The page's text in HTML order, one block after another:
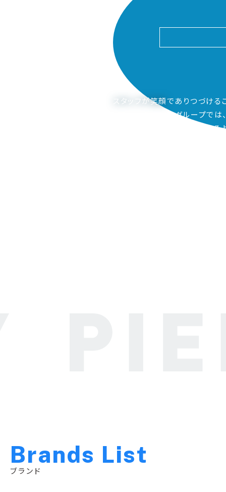
スタッフが笑顔でありつづける
ピアーサーティーグループでは
ご家族も笑顔になってもらえる
Brands List
ブランド